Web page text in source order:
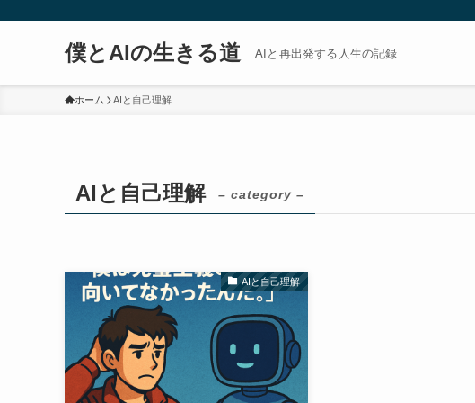
僕とAIの生きる道 AIと再出発する人生の記録
ホーム AIと自己理解
AIと自己理解 – category –
AIと自己理解